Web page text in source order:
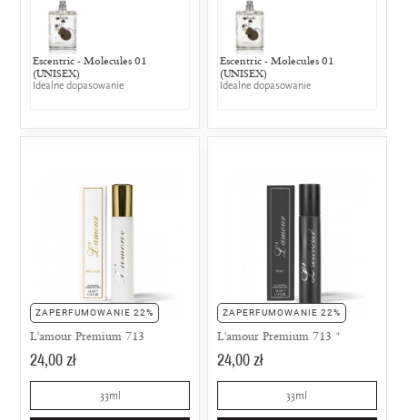
Escentric - Molecules 01
(UNISEX)
Idealne dopasowanie
Escentric - Molecules 01
(UNISEX)
Idealne dopasowanie
ZAPERFUMOWANIE 22%
L'amour Premium 713
24,00 zł
33ml
ZAPERFUMOWANIE 22%
L'amour Premium 713 *
24,00 zł
33ml